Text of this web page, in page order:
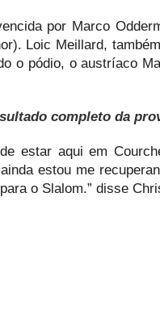
por Marco
Loic Meillard,
o pódio, o austríaco
completo da
estar aqui em
estou me
o Slalom.” disse